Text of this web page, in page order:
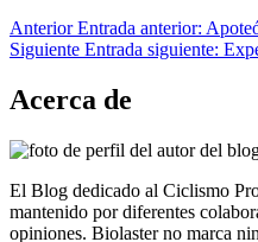
Anterior Entrada anterior:
Siguiente Entrada siguiente:
Acerca de
El Blog dedicado al Ciclismo
mantenido por diferentes
opiniones. Biolaster no marca